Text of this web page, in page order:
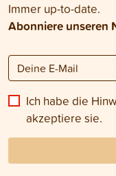
Immer up-to-date.
Abonniere unseren
Ich habe die
akzeptiere sie.